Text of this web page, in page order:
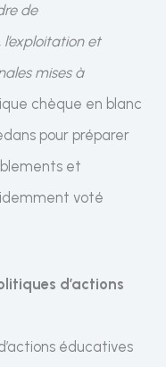
de
l’exploitation et
mises à
chèque en blanc
pour préparer
et
voté
d’actions
éducatives